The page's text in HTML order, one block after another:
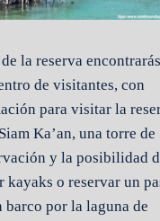
la reserva
de visitantes, con
para visitar la
Ka’an, una torre de
y la posibilidad
kayaks o reservar un
barco por la laguna de